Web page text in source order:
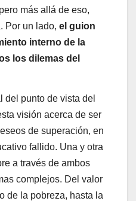
más allá de eso,
Por un lado, el guion
interno de la
los dilemas del
del punto de vista del
visión acerca de ser
de superación, en
fallido. Una y otra
a través de ambos
complejos. Del valor
de la pobreza, hasta la